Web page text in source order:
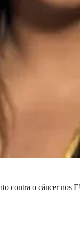
contra o câncer nos